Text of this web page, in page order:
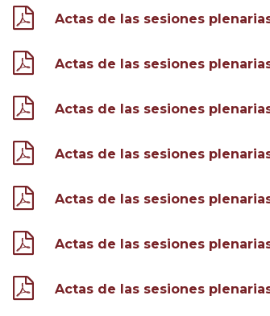
Actas de las sesiones
Actas de las sesiones
Actas de las sesiones
Actas de las sesiones
Actas de las sesiones
Actas de las sesiones
Actas de las sesiones